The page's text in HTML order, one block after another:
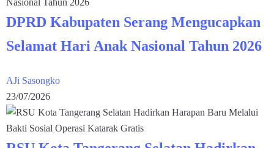
DPRD Kabupaten Serang Mengucapkan
Selamat Hari Anak Nasional Tahun 2026
AJi Sasongko
23/07/2026